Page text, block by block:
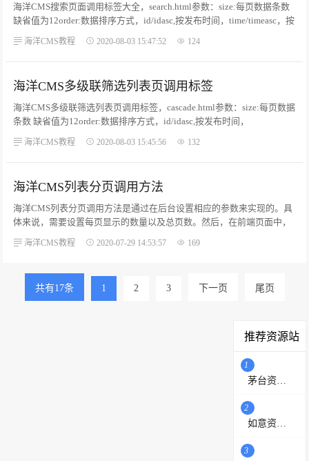
海洋CMS搜索页面调用标签大全，search.html参数：size:每页数据条数
缺省值为12order:数据排序方式，id/idasc,按发布时间，time/timeasc，按
digg/diggasc，按随机random，默认time。（其中带asc。...
海洋CMS教程 2020-08-03 15:47:52 124
海洋CMS多级联筛选列表页调用标签
海洋CMS多级联筛选列表页调用标签，cascade.html参数：size:每页数据
条数 缺省值为12order:数据排序方式，id/idasc,按发布时间，
次数digg/diggasc，按随机random，默认time。（其中带asc的为正序，
海洋CMS教程 2020-08-03 15:45:56 132
海洋CMS列表分页调用方法
海洋CMS列表分页调用方法是通过在后台设置相应的参数来实现的。具
体来说，需要设置每页显示的数量以及总页数。然后，在前端页面中，
海洋CMS教程 2020-07-29 14:53:57 169
共有17条 1 2 3 下一页 尾页
推荐资源站
1
2
3